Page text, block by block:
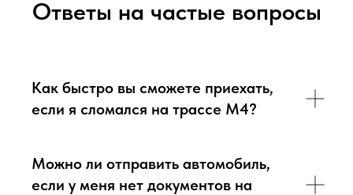
Ответы на частые вопросы
Как быстро вы сможете приехать,
если я сломался на трассе М4?
Можно ли отправить автомобиль,
если у меня нет документов на